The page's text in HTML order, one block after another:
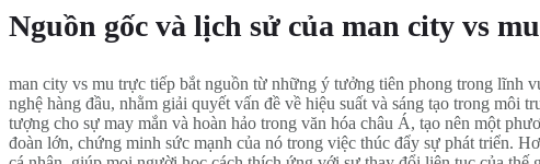
Nguồn gốc và lịch sử của man city vs
man city vs mu trực tiếp bắt nguồn từ những ý tưởng tiên phong trong lĩnh
nghệ hàng đầu, nhằm giải quyết vấn đề về hiệu suất và sáng tạo trong
tượng cho sự may mắn và hoàn hảo trong văn hóa châu Á, tạo nên một
đoàn lớn, chứng minh sức mạnh của nó trong việc thúc đẩy sự phát triển.